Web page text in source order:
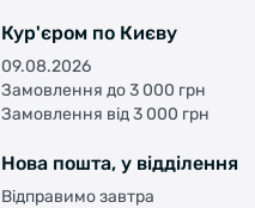
Кур'єром по Києву
09.08.2026
Замовлення до 3 000 грн
Замовлення від 3 000 грн
Нова пошта, у відділення
Відправимо завтра